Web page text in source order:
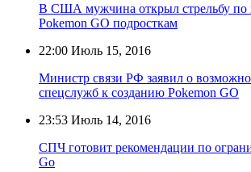
В США мужчина открыл стрельбу по
Pokemon GO подросткам
22:00 Июль 15, 2016
Министр связи РФ заявил о
спецслужб к созданию Pokemon GО
23:53 Июль 14, 2016
СПЧ готовит рекомендации по
Go